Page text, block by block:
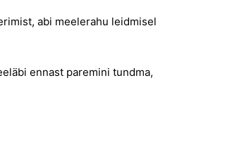
abi meelerahu leidmisel
ennast paremini tundma,